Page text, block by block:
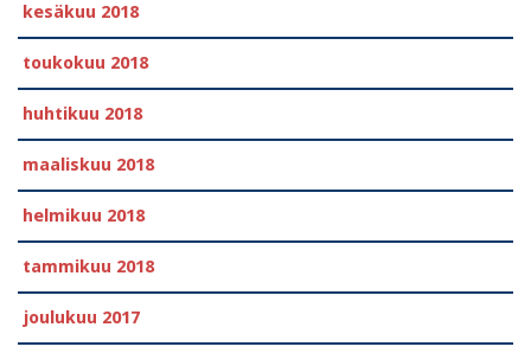
kesäkuu 2018
toukokuu 2018
huhtikuu 2018
maaliskuu 2018
helmikuu 2018
tammikuu 2018
joulukuu 2017